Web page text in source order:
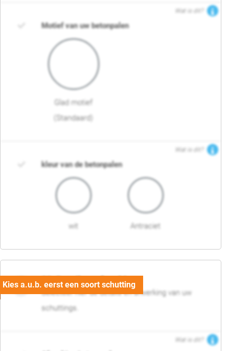
Wat is dit?
Motief van uw betonpalen
Glad motief
(Standaard)
Wat is dit?
kleur van de betonpalen
wit Antraciet
03. Detail en afwerking
Selecteer hier de details en afwerking van uw
schuttings.
Wat is dit?